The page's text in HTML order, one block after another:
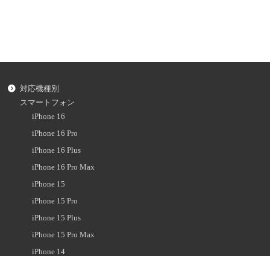
対応機種別
スマートフォン
iPhone 16
iPhone 16 Pro
iPhone 16 Plus
iPhone 16 Pro Max
iPhone 15
iPhone 15 Pro
iPhone 15 Plus
iPhone 15 Pro Max
iPhone 14